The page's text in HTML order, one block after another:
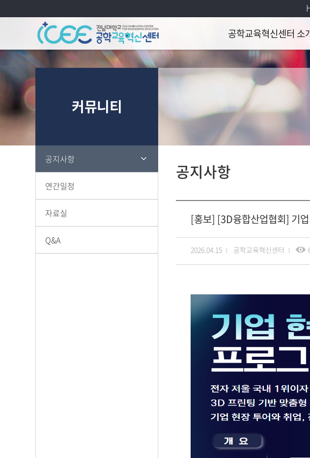
공학교육혁신센터 소
연혁 및 설립목적
당해연도 주요사업
조직 및 업무
찾아오시는 길
커뮤니티
공지사항
연간일정
자료실
Q&A
공지사항
[홍보] [3D융합산업협회] 기
2026.04.15 공학교육혁신센터